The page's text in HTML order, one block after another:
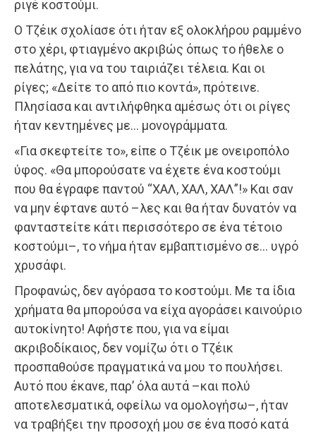
ριγέ κοστούμι.
Ο Τζέικ σχολίασε ότι ήταν εξ ολοκλήρου ραμμένο
στο χέρι, φτιαγμένο ακριβώς όπως το ήθελε ο
πελάτης, για να του ταιριάζει τέλεια. Και οι
ρίγες; «Δείτε το από πιο κοντά», πρότεινε.
Πλησίασα και αντιλήφθηκα αμέσως ότι οι ρίγες
ήταν κεντημένες με… μονογράμματα.
«Για σκεφτείτε το», είπε ο Τζέικ με ονειροπόλο
ύφος. «Θα μπορούσατε να έχετε ένα κοστούμι
που θα έγραφε παντού “ΧΑΛ, ΧΑΛ, ΧΑΛ”!» Και σαν
να μην έφτανε αυτό –λες και θα ήταν δυνατόν να
φανταστείτε κάτι περισσότερο σε ένα τέτοιο
κοστούμι–, το νήμα ήταν εμβαπτισμένο σε… υγρό
χρυσάφι.
Προφανώς, δεν αγόρασα το κοστούμι. Με τα ίδια
χρήματα θα μπορούσα να είχα αγοράσει καινούριο
αυτοκίνητο! Αφήστε που, για να είμαι
ακριβοδίκαιος, δεν νομίζω ότι ο Τζέικ
προσπαθούσε πραγματικά να μου το πουλήσει.
Αυτό που έκανε, παρ’ όλα αυτά –και πολύ
αποτελεσματικά, οφείλω να ομολογήσω–, ήταν
να τραβήξει την προσοχή μου σε ένα ποσό κατά